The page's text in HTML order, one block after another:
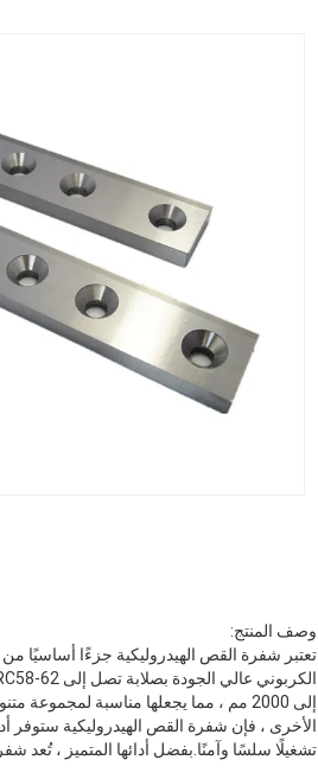
وصف المنتج:
تعتبر شفرة القص الهيدروليكية جزءًا أساسيًا
إلى 2000 مم ، مما يجعلها مناسبة
الأخرى ، فإن شفرة القص الهيدروليكية ستوفر
تشغيلًا سلسًا وآمنًا.بفضل أدائها المتميز ، تُعد